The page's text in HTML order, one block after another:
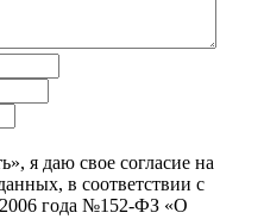
я даю свое согласие на
в соответствии с
года №152-ФЗ «О